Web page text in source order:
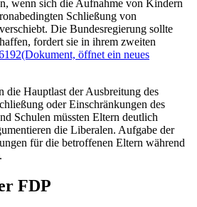
wenn sich die Aufnahme von Kindern
Schließung von
Die Bundesregierung sollte
fordert sie in ihrem zweiten
(Dokument, öffnet ein neues
die Hauptlast der Ausbreitung des
oder Einschränkungen des
Schulen müssten Eltern deutlich
die Liberalen. Aufgabe der
für die betroffenen Eltern während
FDP